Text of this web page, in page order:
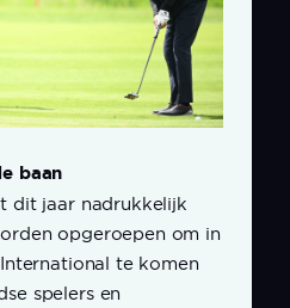
baan
dit jaar nadrukkelijk
opgeroepen om in
te komen
spelers en